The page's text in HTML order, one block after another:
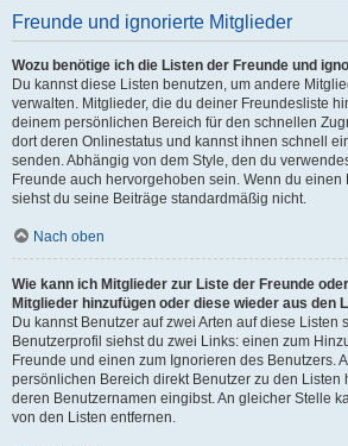
Freunde und ignorierte Mitglieder
Wozu benötige ich die Listen der Freunde und
Du kannst diese Listen benutzen, um andere
verwalten. Mitglieder, die du deiner Freundesliste
deinem persönlichen Bereich für den schnellen
dort deren Onlinestatus und kannst ihnen schnell
senden. Abhängig von dem Style, den du
Freunde auch hervorgehoben sein. Wenn du einen
siehst du seine Beiträge standardmäßig nicht.
Nach oben
Wie kann ich Mitglieder zur Liste der Freunde
Mitglieder hinzufügen oder diese wieder aus den
Du kannst Benutzer auf zwei Arten auf diese Listen
Benutzerprofil siehst du zwei Links: einen zum
Freunde und einen zum Ignorieren des Benutzers.
persönlichen Bereich direkt Benutzer zu den Listen
deren Benutzernamen eingibst. An gleicher Stelle
von den Listen entfernen.